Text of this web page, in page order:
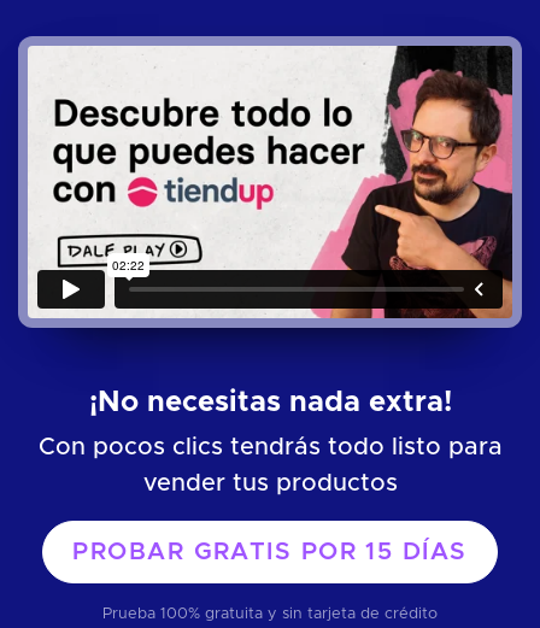
¡No necesitas nada extra!
Con pocos clics tendrás todo listo para
vender tus productos
PROBAR GRATIS POR15 DÍAS
Prueba 100% gratuita y sin tarjeta de crédito